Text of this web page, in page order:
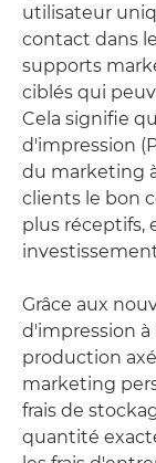
utilisateur
contact dans
supports
ciblés qui
Cela signifie
d'impression
du marketing
clients le bon
plus réceptifs,
Grâce aux
d'impression
production
marketing
frais de
quantité